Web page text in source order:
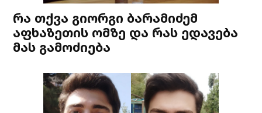
რა თქვა გიორგი ბარამიძემ
აფხაზეთის ომზე და რას ედავება
მას გამოძიება